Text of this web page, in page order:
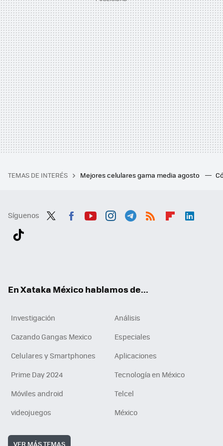
TEMAS DE INTERÉS Mejores celulares gama media agosto
Síguenos
En Xataka México hablamos de...
Investigación
Análisis
Cazando Gangas Mexico
Especiales
Celulares y Smartphones
Aplicaciones
Prime Day 2024
Tecnología en México
Móviles android
Telcel
videojuegos
México
VER MÁS TEMAS